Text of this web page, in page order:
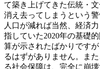
て築き上げてきた伝統・
消え去ってしまうという
人口が減れば当然、経済
指していた2020年の基礎
算が示されたばかりです
るはずがありません。ま
る社会保障は、完全に崩壊